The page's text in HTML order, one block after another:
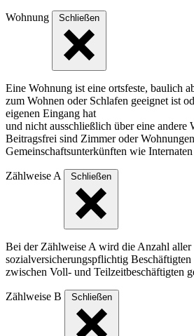
Wohnung Schließen
Eine Wohnung ist eine ortsfeste, baulich
zum Wohnen oder Schlafen geeignet ist
eigenen Eingang hat
und nicht ausschließlich über eine andere
Beitragsfrei sind Zimmer oder
Gemeinschaftsunterkünften wie
Zählweise A Schließen
Bei der Zählweise A wird die Anzahl aller
sozialversicherungspflichtig
zwischen Voll- und Teilzeitbeschäftigten
Zählweise B Schließen